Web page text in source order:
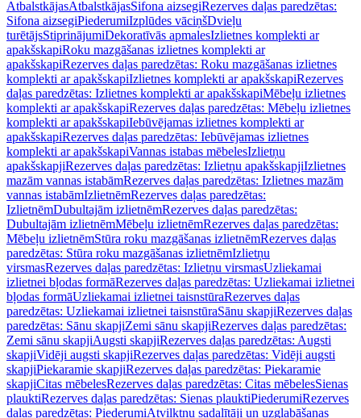
AtbalstkājasAtbalstkājasSifona aizsegiRezerves daļas paredzētas:
Sifona aizsegiPiederumiIzplūdes vāciņšDvieļu
turētājsStiprinājumiDekoratīvās apmalesIzlietnes komplekti ar
apakšskapiRoku mazgāšanas izlietnes komplekti ar
apakšskapiRezerves daļas paredzētas: Roku mazgāšanas izlietnes
komplekti ar apakšskapiIzlietnes komplekti ar apakšskapiRezerves
daļas paredzētas: Izlietnes komplekti ar apakšskapiMēbeļu izlietnes
komplekti ar apakšskapiRezerves daļas paredzētas: Mēbeļu izlietnes
komplekti ar apakšskapiIebūvējamas izlietnes komplekti ar
apakšskapiRezerves daļas paredzētas: Iebūvējamas izlietnes
komplekti ar apakšskapiVannas istabas mēbelesIzlietņu
apakšskapjiRezerves daļas paredzētas: Izlietņu apakšskapjiIzlietnes
mazām vannas istabāmRezerves daļas paredzētas: Izlietnes mazām
vannas istabāmIzlietnēmRezerves daļas paredzētas:
IzlietnēmDubultajām izlietnēmRezerves daļas paredzētas:
Dubultajām izlietnēmMēbeļu izlietnēmRezerves daļas paredzētas:
Mēbeļu izlietnēmStūra roku mazgāšanas izlietnēmRezerves daļas
paredzētas: Stūra roku mazgāšanas izlietnēmIzlietņu
virsmasRezerves daļas paredzētas: Izlietņu virsmasUzliekamai
izlietnei bļodas formāRezerves daļas paredzētas: Uzliekamai izlietnei
bļodas formāUzliekamai izlietnei taisnstūraRezerves daļas
paredzētas: Uzliekamai izlietnei taisnstūraSānu skapjiRezerves daļas
paredzētas: Sānu skapjiZemi sānu skapjiRezerves daļas paredzētas:
Zemi sānu skapjiAugsti skapjiRezerves daļas paredzētas: Augsti
skapjiVidēji augsti skapjiRezerves daļas paredzētas: Vidēji augsti
skapjiPiekaramie skapjiRezerves daļas paredzētas: Piekaramie
skapjiCitas mēbelesRezerves daļas paredzētas: Citas mēbelesSienas
plauktiRezerves daļas paredzētas: Sienas plauktiPiederumiRezerves
daļas paredzētas: PiederumiAtvilktņu sadalītāji un uzglabāšanas